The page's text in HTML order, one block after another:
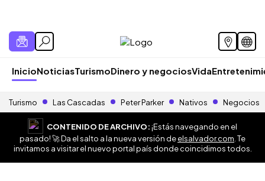
InicioNoticiasTurismoDinero y negociosVida
Turismo Las Cascadas Peter Parker Nativos Negocios
CONTENIDO DE ARCHIVO:¡Estás navegando en el
pasado! 🚀 Da el salto a la nueva versión deelsalvador.com . Te
invitamos a visitar el nuevo portal país donde coincidimos todos.